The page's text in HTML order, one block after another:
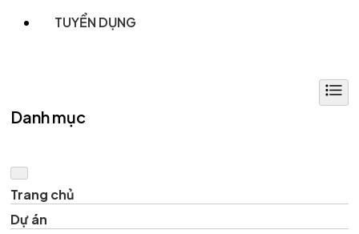
TUYỂN DỤNG
Danh mục
Trang chủ
Dự án